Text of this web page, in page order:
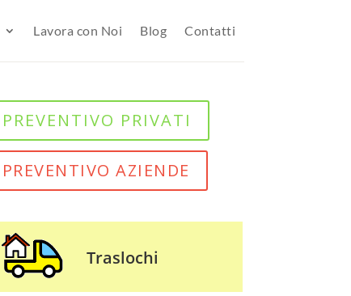
Lavora con Noi Blog Contatti
PREVENTIVO PRIVATI
PREVENTIVO AZIENDE
Traslochi